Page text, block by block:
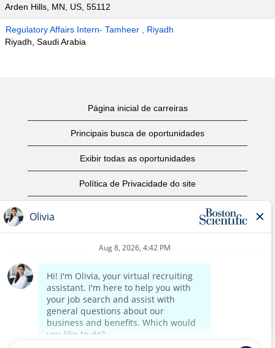
Arden Hills, MN, US, 55112
Regulatory Affairs Intern- Tamheer , Riyadh
Riyadh, Saudi Arabia
Página inicial de carreiras
Principais busca de oportunidades
Exibir todas as oportunidades
Política de Privacidade do site
Aviso de Direitos Autorais
Página corporativa